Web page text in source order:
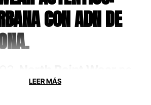
CON ADN DE
ropa, crea uniformes